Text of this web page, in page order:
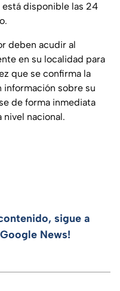
disponible las 24
deben acudir al
en su localidad para
que se confirma la
información sobre su
de forma inmediata
nivel nacional.
sigue a
News!